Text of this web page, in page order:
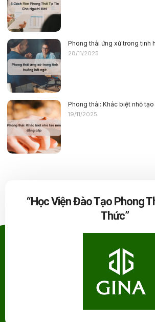
Phong thái ứng xử trong tinh
28/11/2025
Phong thái: Khác biệt nhỏ
19/11/2025
“Học Viện Đào Tạo Phong
Thức”